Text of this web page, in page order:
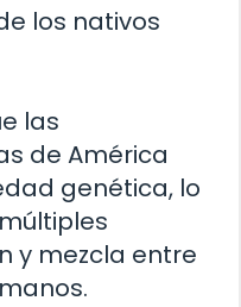
los nativos
las
de América
genética, lo
y mezcla entre